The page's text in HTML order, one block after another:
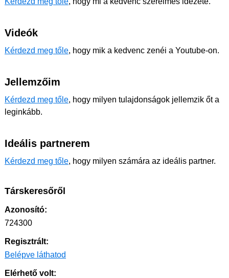
Videók
Kérdezd meg tőle, hogy mik a kedvenc zenéi a Youtube-on.
Jellemzőim
Kérdezd meg tőle, hogy milyen tulajdonságok jellemzik őt a
leginkább.
Ideális partnerem
Kérdezd meg tőle, hogy milyen számára az ideális partner.
Társkeresőről
Azonosító:
724300
Regisztrált:
Belépve láthatod
Elérhető volt: